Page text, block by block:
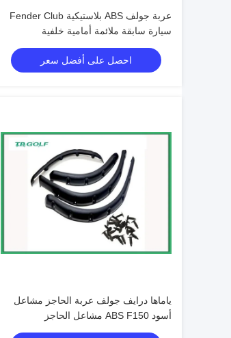
عربة جولف ABS بلاستيكية Fender Club
سيارة سابقة ملائمة أمامية خلفية
احصل على أفضل سعر
ياماها درايف جولف عربة الحاجز مشاعل
أسود ABS F150 مشاعل الحاجز